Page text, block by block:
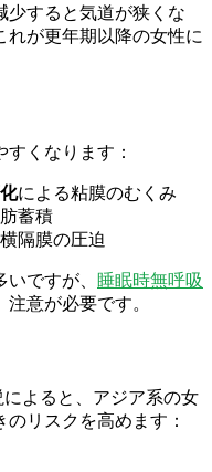
少すると気道が狭くな
れが更年期以降の女性に
くなります：
による粘膜のむくみ
蓄積
隔膜の圧迫
ですが、
睡眠時無呼吸
意が必要です。
によると、アジア系の女
リスクを高めます：